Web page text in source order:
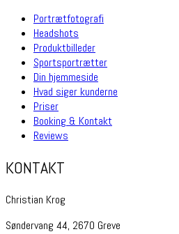
Portrætfotografi
Headshots
Produktbilleder
Sportsportrætter
Din hjemmeside
Hvad siger kunderne
Priser
Booking & Kontakt
Reviews
KONTAKT
Christian Krog
Søndervang 44, 2670 Greve